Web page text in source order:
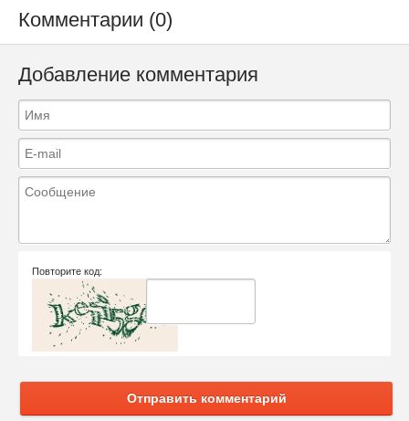
Комментарии (0)
Добавление комментария
Повторите код:
Отправить комментарий